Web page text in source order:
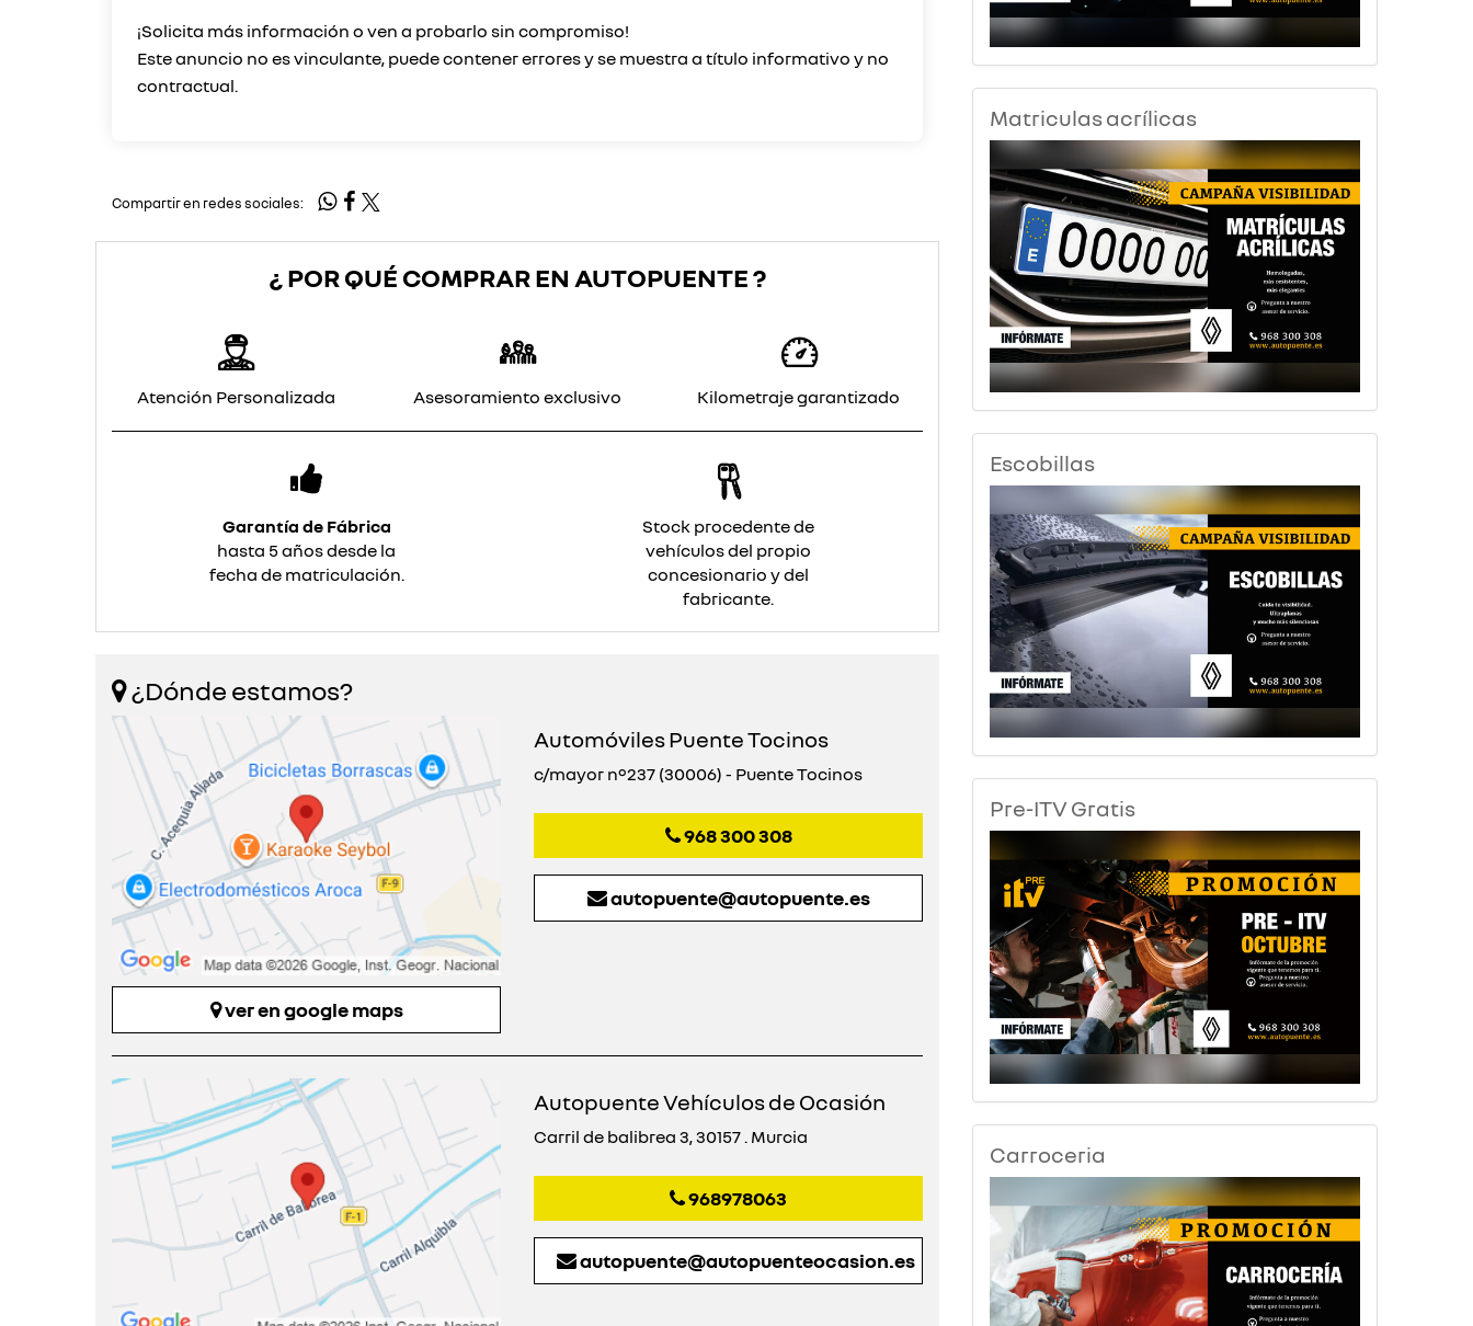
¡Solicita más información o ven a probarlo sin compromiso!
Este anuncio no es vinculante, puede contener errores y se muestra a título informativo y no
Compartir en redes sociales:
¿ POR QUÉ COMPRAR EN AUTOPUENTE ?
Atención Personalizada Asesoramiento exclusivo Kilometraje garantizado
Garantía de Fábrica
hasta 5 años desde la
fecha de matriculación.
Stock procedente de
vehículos del propio
concesionario y del
fabricante.
¿Dónde estamos?
ver en google maps
Automóviles Puente Tocinos
c/mayor nº237 (30006) - Puente Tocinos
968 300 308
autopuente@autopuente.es
Autopuente Vehículos de Ocasión
Carril de balibrea 3, 30157 . Murcia
968978063
autopuente@autopuenteocasion.es
Matriculas acrílicas
Escobillas
Pre-ITV Gratis
Carroceria